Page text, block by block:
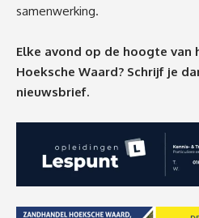
samenwerking.
Elke avond op de hoogte
Hoeksche Waard? Schrijf je
nieuwsbrief.